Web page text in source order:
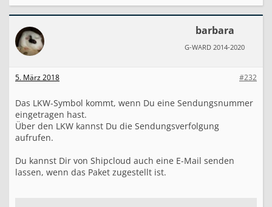
barbara
G-WARD 2014-2020
#232
5. März 2018
Das LKW-Symbol kommt, wenn Du eine Sendungsnummer
eingetragen hast.
Über den LKW kannst Du die Sendungsverfolgung
aufrufen.
Du kannst Dir von Shipcloud auch eine E-Mail senden
lassen, wenn das Paket zugestellt ist.